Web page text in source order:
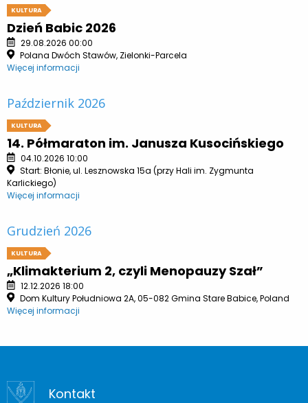
KULTURA
Dzień Babic 2026
29.08.2026 00:00
Polana Dwóch Stawów, Zielonki-Parcela
Więcej informacji
Październik 2026
KULTURA
14. Półmaraton im. Janusza Kusocińskiego
04.10.2026 10:00
Start: Błonie, ul. Lesznowska 15a (przy Hali im. Zygmunta
Karlickiego)
Więcej informacji
Grudzień 2026
KULTURA
„Klimakterium 2, czyli Menopauzy Szał”
12.12.2026 18:00
Dom Kultury Południowa 2A, 05-082 Gmina Stare Babice, Poland
Więcej informacji
Kontakt